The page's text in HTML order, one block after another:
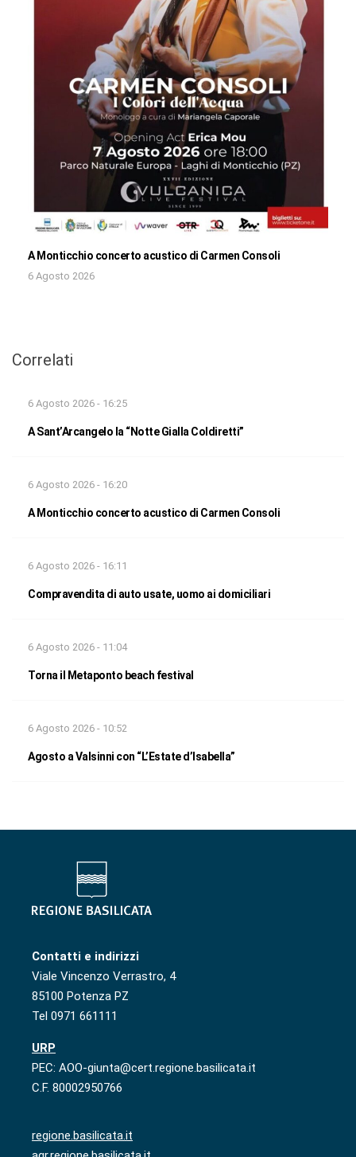
A Monticchio concerto acustico di Carmen Consoli
6 Agosto 2026
Correlati
6 Agosto 2026 - 16:25
A Sant’Arcangelo la “Notte Gialla Coldiretti”
6 Agosto 2026 - 16:20
A Monticchio concerto acustico di Carmen Consoli
6 Agosto 2026 - 16:11
Compravendita di auto usate, uomo ai domiciliari
6 Agosto 2026 - 11:04
Torna il Metaponto beach festival
6 Agosto 2026 - 10:52
Agosto a Valsinni con “L’Estate d’Isabella”
Contatti e indirizzi
Viale Vincenzo Verrastro, 4
85100 Potenza PZ
Tel 0971 661111
URP
PEC: AOO-giunta@cert.regione.basilicata.it
C.F. 80002950766
regione.basilicata.it